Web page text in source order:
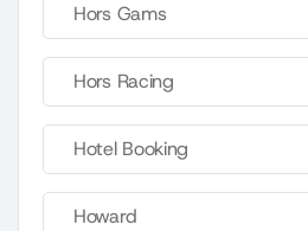
Hors Gams
Hors Racing
Hotel Booking
Howard